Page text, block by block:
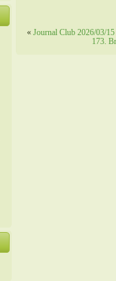
« Journal Club 2026/03/
173.